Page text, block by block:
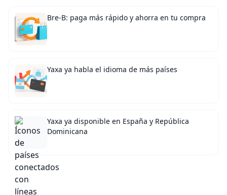
Bre-B: paga más rápido y ahorra en tu compra
Yaxa ya habla el idioma de más países
Yaxa ya disponible en España y República
Dominicana